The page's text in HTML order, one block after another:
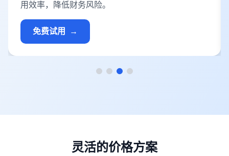
用效率，降低财务风险。
免费试用 →
灵活的价格方案